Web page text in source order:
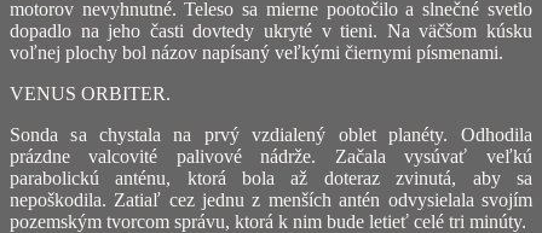
motorov nevyhnutné. Teleso sa mierne pootočilo a slnečné svetlo
dopadlo na jeho časti dovtedy ukryté v tieni. Na väčšom kúsku
voľnej plochy bol názov napísaný veľkými čiernymi písmenami.
VENUS ORBITER.
Sonda sa chystala na prvý vzdialený oblet planéty. Odhodila
prázdne valcovité palivové nádrže. Začala vysúvať veľkú
parabolickú anténu, ktorá bola až doteraz zvinutá, aby sa
nepoškodila. Zatiaľ cez jednu z menších antén odvysielala svojím
pozemským tvorcom správu, ktorá k nim bude letieť celé tri minúty.